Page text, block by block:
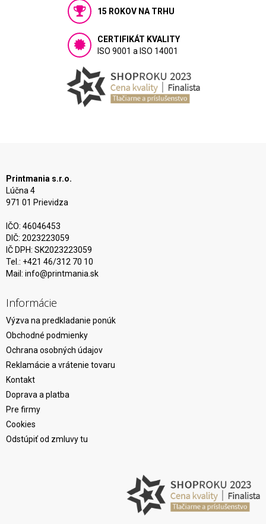
15 ROKOV NA TRHU
CERTIFIKÁT KVALITY
ISO 9001 a ISO 14001
Printmania s.r.o.
Lúčna 4
971 01 Prievidza
IČO: 46046453
DIČ: 2023223059
IČ DPH: SK2023223059
Tel.: +421 46/312 70 10
Mail: info@printmania.sk
Informácie
Výzva na predkladanie ponúk
Obchodné podmienky
Ochrana osobných údajov
Reklamácie a vrátenie tovaru
Kontakt
Doprava a platba
Pre firmy
Cookies
Odstúpiť od zmluvy tu